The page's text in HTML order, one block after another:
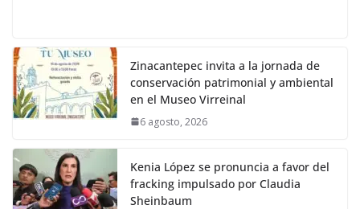
Zinacantepec invita a la jornada de
conservación patrimonial y ambiental
en el Museo Virreinal
6 agosto, 2026
Kenia López se pronuncia a favor del
fracking impulsado por Claudia
Sheinbaum